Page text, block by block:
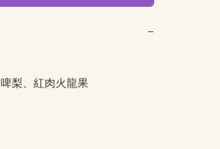
−
梨、紅肉火龍果